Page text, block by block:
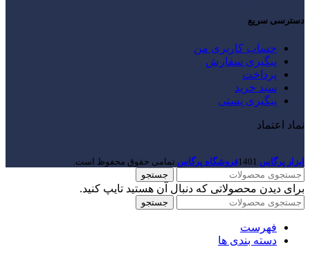
دسترسی سریع
حساب کاربری من
پیگیری سفارش
پرداخت
سبد خرید
پیگیری پستی
نماد اعتماد
ابزار پرگاس 1401فروشگاه پرگاس.تمامی حقوق محفوظ است.
جستجو
برای دیدن محصولاتی که دنبال آن هستید تایپ کنید.
جستجو
فهرست
دسته بندی ها